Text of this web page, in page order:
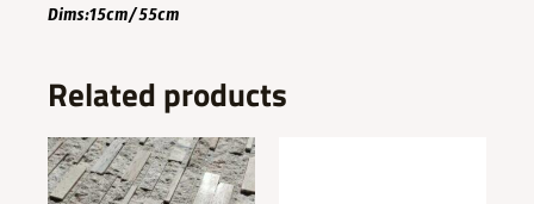
Dims:15cm/55cm
Related products